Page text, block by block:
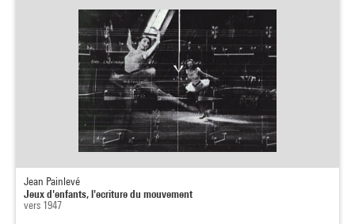
Jean Painlevé
Jeux d'enfants, l'ecriture du mouvement
vers 1947